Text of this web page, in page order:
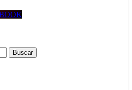
DE UCHUMAYO